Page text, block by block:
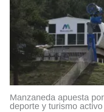
Manzaneda apuesta
deporte y turismo activo